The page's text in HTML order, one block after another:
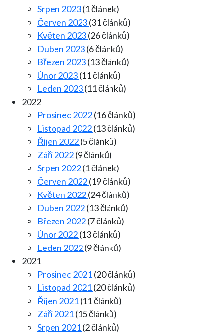
Srpen 2023(1 článek)
Červen 2023(31 článků)
Květen 2023(26 článků)
Duben 2023(6 článků)
Březen 2023(13 článků)
Únor 2023(11 článků)
Leden 2023(11 článků)
2022
Prosinec 2022(16 článků)
Listopad 2022(13 článků)
Říjen 2022(5 článků)
Září 2022(9 článků)
Srpen 2022(1 článek)
Červen 2022(19 článků)
Květen 2022(24 článků)
Duben 2022(13 článků)
Březen 2022(7 článků)
Únor 2022(13 článků)
Leden 2022(9 článků)
2021
Prosinec 2021(20 článků)
Listopad 2021(20 článků)
Říjen 2021(11 článků)
Září 2021(15 článků)
Srpen 2021(2 článků)